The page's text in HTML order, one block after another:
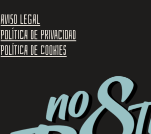
Aviso legal
Política de privacidad
Política de cookies